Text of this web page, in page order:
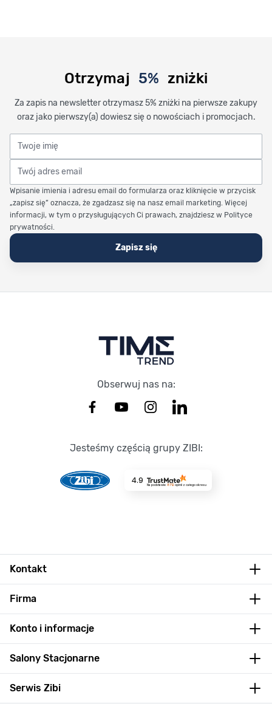
Otrzymaj 5% zniżki
Za zapis na newsletter otrzymasz 5% zniżki na pierwsze zakupy
oraz jako pierwszy(a) dowiesz się o nowościach i promocjach.
Twoje imię
Twój adres email
Wpisanie imienia i adresu email do formularza oraz kliknięcie w przycisk
„zapisz się” oznacza, że zgadzasz się na nasz email marketing. Więcej
informacji, w tym o przysługujących Ci prawach, znajdziesz w Polityce
prywatności.
Zapisz się
Obserwuj nas na:
Jesteśmy częścią grupy ZIBI:
4.9
Na podstawie 8712opinii z całego okresu
Kontakt
Firma
Konto i informacje
Salony Stacjonarne
Serwis Zibi